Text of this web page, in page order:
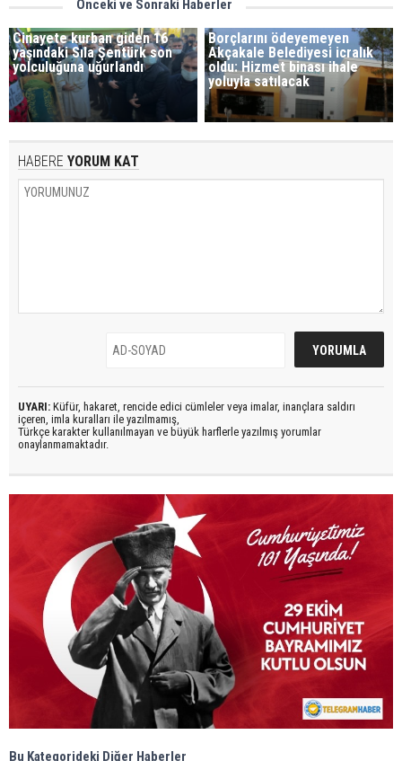
Önceki ve Sonraki Haberler
Cinayete kurban giden 16
yaşındaki Sıla Şentürk son
yolculuğuna uğurlandı
Borçlarını ödeyemeyen
Akçakale Belediyesi icralık
oldu: Hizmet binası ihale
yoluyla satılacak
HABERE YORUM KAT
UYARI: Küfür, hakaret, rencide edici cümleler veya imalar, inançlara saldırı
içeren, imla kuralları ile yazılmamış,
Türkçe karakter kullanılmayan ve büyük harflerle yazılmış yorumlar
onaylanmamaktadır.
Bu Kategorideki Diğer Haberler